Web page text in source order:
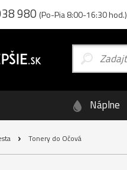
980 (Po-Pia 8:00-16:30 hod.)
Náplne
Tonery do Očová